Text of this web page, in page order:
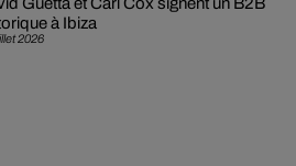
2026
à Ibiza